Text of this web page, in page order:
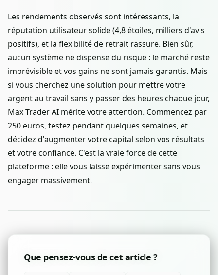
Les rendements observés sont intéressants, la
réputation utilisateur solide (4,8 étoiles, milliers d'avis
positifs), et la flexibilité de retrait rassure. Bien sûr,
aucun système ne dispense du risque : le marché reste
imprévisible et vos gains ne sont jamais garantis. Mais
si vous cherchez une solution pour mettre votre
argent au travail sans y passer des heures chaque jour,
Max Trader AI mérite votre attention. Commencez par
250 euros, testez pendant quelques semaines, et
décidez d'augmenter votre capital selon vos résultats
et votre confiance. C'est la vraie force de cette
plateforme : elle vous laisse expérimenter sans vous
engager massivement.
Que pensez-vous de cet article ?